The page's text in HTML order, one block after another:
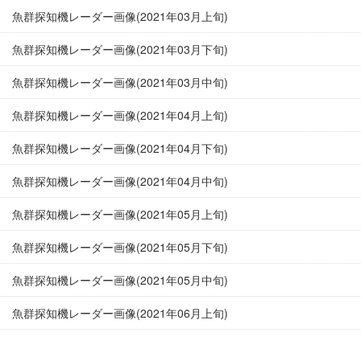
魚群探知機レーダー画像(2021年03月上旬)
魚群探知機レーダー画像(2021年03月下旬)
魚群探知機レーダー画像(2021年03月中旬)
魚群探知機レーダー画像(2021年04月上旬)
魚群探知機レーダー画像(2021年04月下旬)
魚群探知機レーダー画像(2021年04月中旬)
魚群探知機レーダー画像(2021年05月上旬)
魚群探知機レーダー画像(2021年05月下旬)
魚群探知機レーダー画像(2021年05月中旬)
魚群探知機レーダー画像(2021年06月上旬)